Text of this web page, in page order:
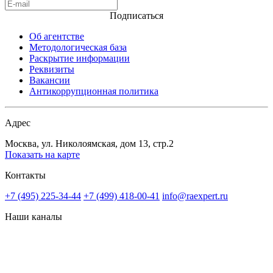
Подписаться
Об агентстве
Методологическая база
Раскрытие информации
Реквизиты
Вакансии
Антикоррупционная политика
Адрес
Москва, ул. Николоямская, дом 13, стр.2
Показать на карте
Контакты
+7 (495) 225-34-44 +7 (499) 418-00-41 info@raexpert.ru
Наши каналы